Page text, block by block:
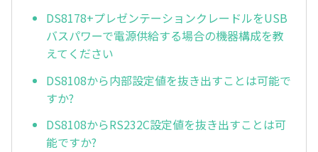
DS8178+プレゼンテーションクレードルをUSB
バスパワーで電源供給する場合の機器構成を教
えてください
DS8108から内部設定値を抜き出すことは可能で
すか?
DS8108からRS232C設定値を抜き出すことは可
能ですか?